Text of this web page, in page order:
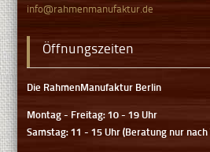
info@rahmenmanufaktur.de
Öffnungszeiten
Die RahmenManufaktur Berlin
Montag - Freitag: 10 - 19 Uhr
Samstag: 11 - 15 Uhr (Beratung nur